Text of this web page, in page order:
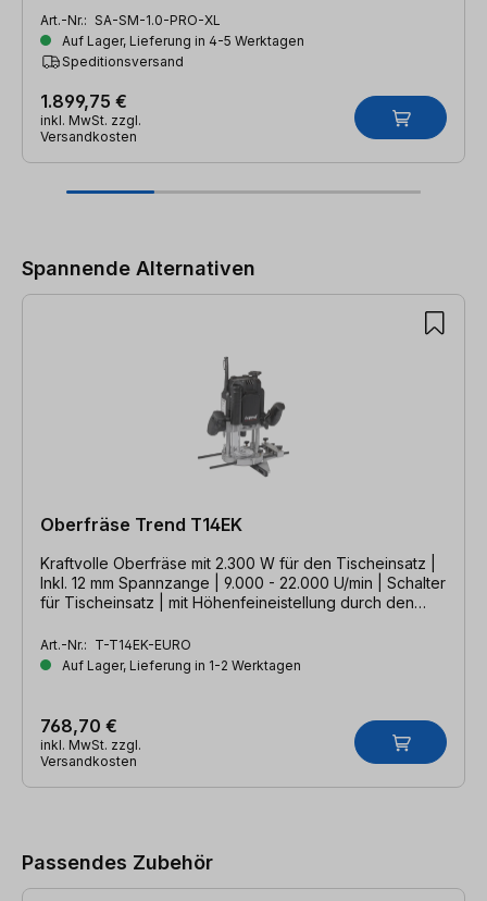
Art.-Nr.: SA-SM-1.0-PRO-XL
Auf Lager, Lieferung in 4-5 Werktagen
Speditionsversand
1.899,75 €
inkl. MwSt. zzgl.
Versandkosten
Spannende Alternativen
Oberfräse Trend T14EK
Kraftvolle Oberfräse mit 2.300 W für den Tischeinsatz |
Inkl. 12 mm Spannzange | 9.000 - 22.000 U/min | Schalter
für Tischeinsatz | mit Höhenfeineistellung durch den
Art.-Nr.: T-T14EK-EURO
Auf Lager, Lieferung in 1-2 Werktagen
768,70 €
inkl. MwSt. zzgl.
Versandkosten
Passendes Zubehör